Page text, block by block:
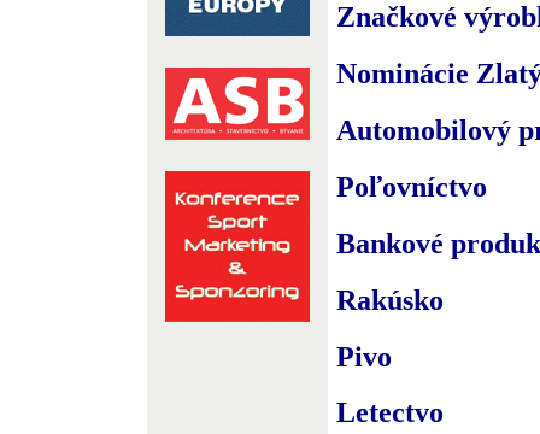
Značkové
Nominácie
Automobilový
Poľovníctvo
Bankové
Rakúsko
Pivo
Letectvo